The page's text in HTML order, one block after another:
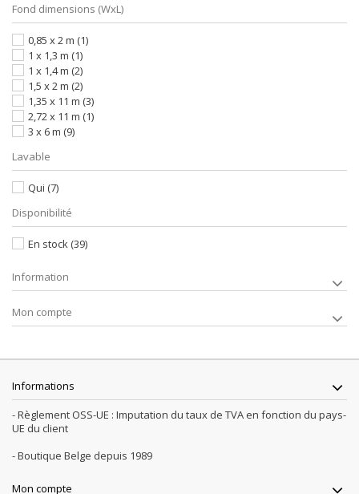
Fond dimensions (WxL)
0,85 x 2 m (1)
1 x 1,3 m (1)
1 x 1,4 m (2)
1,5 x 2 m (2)
1,35 x 11 m (3)
2,72 x 11 m (1)
3 x 6 m (9)
Lavable
Qui (7)
Disponibilité
En stock (39)
Information
Mon compte
Informations
- Règlement OSS-UE : Imputation du taux de TVA en fonction du pays-
UE du client
- Boutique Belge depuis 1989
Mon compte